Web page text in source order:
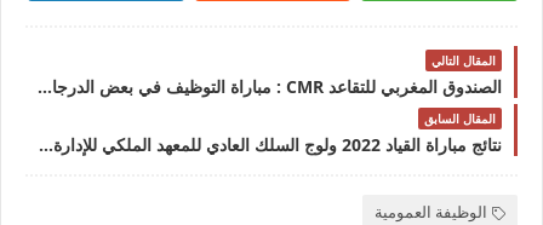
المقال التالي
الصندوق المغربي للتقاعد CMR : مباراة التوظيف في بعض الدرجات و التخصصات 2022
المقال السابق
نتائج مباراة القياد 2022 ولوج السلك العادي للمعهد الملكي للإدارة الترابية IRAT
الوظيفة العمومية